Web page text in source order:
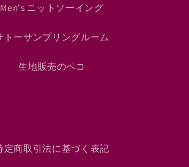
Men's ニットソーイング
トーサンプリングルーム
生地販売のペコ
定商取引法に基づく表記